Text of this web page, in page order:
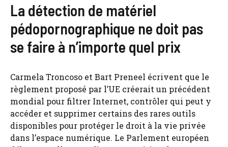
La détection de matériel
pédopornographique ne doit pas
se faire à n’importe quel prix
Carmela Troncoso et Bart Preneel écrivent que le
règlement proposé par l’UE créerait un précédent
mondial pour filtrer Internet, contrôler qui peut y
accéder et supprimer certains des rares outils
disponibles pour protéger le droit à la vie privée
dans l’espace numérique. Le Parlement européen